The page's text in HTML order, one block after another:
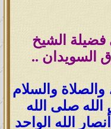
فضيلة الشيخ
السويدان ..
والسلام
صلى الله
الله الواحد